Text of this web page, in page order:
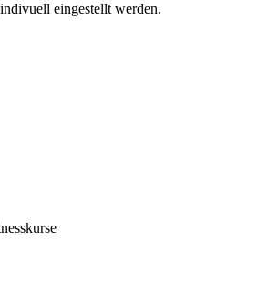
eingestellt werden.